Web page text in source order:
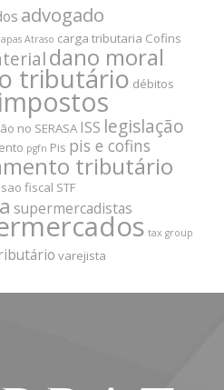
advogado
apas Atraso carga tributaria Cofins
dano moral
tributário débitos
impostos
no SERASA ISS legislação
pgfn Pis pis e cofins
tributário
fiscal STF
supermercadistas
tax group
varejista